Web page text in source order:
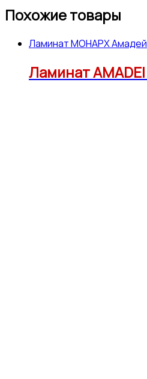
Похожие товары
Ламинат МОНАРХ Амадей
Ламинат